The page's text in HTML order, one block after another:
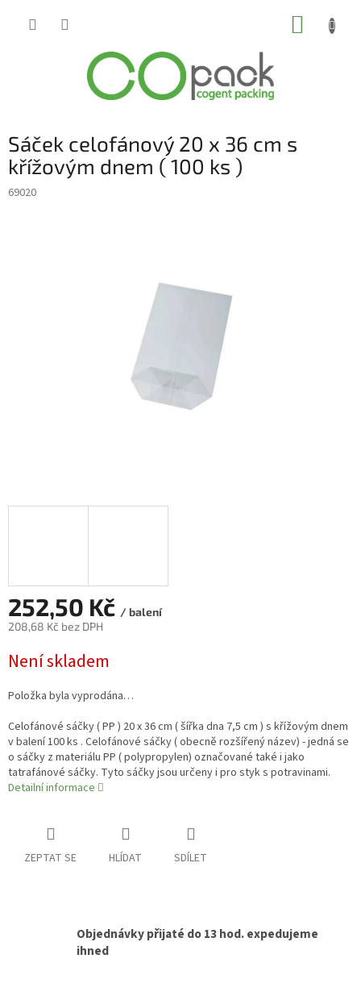
Sáček celofánový 20 x 36 cm s
křížovým dnem ( 100 ks )
69020
252,50 Kč / balení
208,68 Kč bez DPH
cena:
Není skladem
Položka byla vyprodána…
Celofánové sáčky ( PP ) 20 x 36 cm ( šířka dna 7,5 cm ) s křížovým dnem
v balení 100 ks . Celofánové sáčky ( obecně rozšířený název) - jedná se
o sáčky z materiálu PP ( polypropylen) označované také i jako
tatrafánové sáčky. Tyto sáčky jsou určeny i pro styk s potravinami.
Detailní informace
ZEPTAT SE HLÍDAT SDÍLET
Objednávky přijaté do 13 hod. expedujeme
ihned